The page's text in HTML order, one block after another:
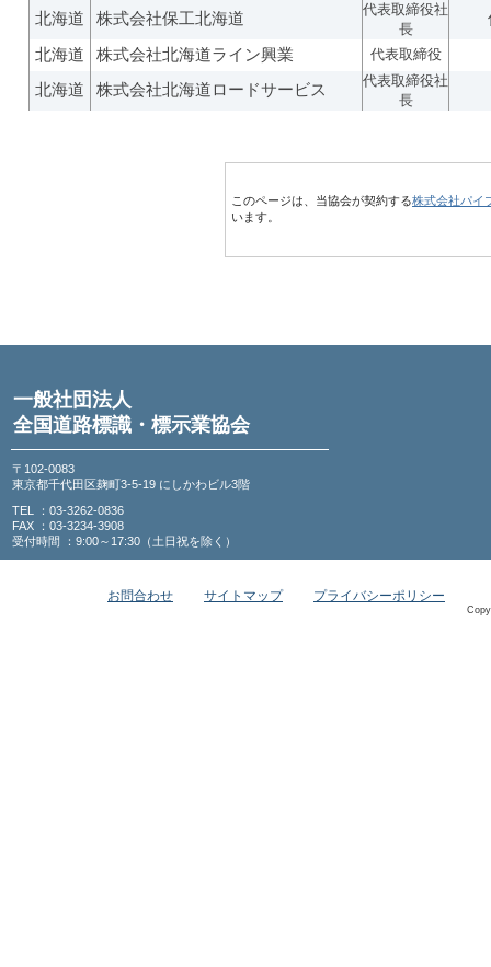
北海道
株式会社保工北海道
代表取締役社
長
北海道 株式会社北海道ライン興業 代表取締役
北海道 株式会社北海道ロードサービス
代表取締役社
長
このページは、当協会が契約する株式会社パイ
います。
一般社団法人
全国道路標識・標示業協会
〒102-0083
東京都千代田区麹町3-5-19 にしかわビル3階
TEL ：03-3262-0836
FAX ：03-3234-3908
受付時間 ：9:00～17:30（土日祝を除く）
お問合わせ サイトマップ プライバシーポリシー